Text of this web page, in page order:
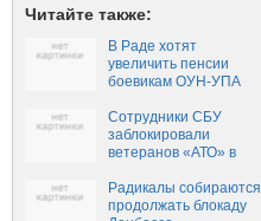
Читайте также:
В Раде хотят
увеличить пенсии
боевикам ОУН-УПА
Сотрудники СБУ
заблокировали
ветеранов «АТО» в
профсоюзов (ВИДЕО)
Радикалы собираются
продолжать блокаду